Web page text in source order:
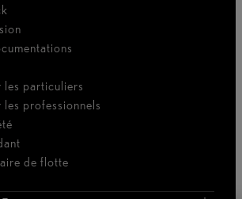
particuliers
professionnels
de flotte